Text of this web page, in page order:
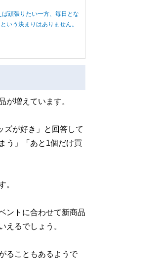
頑張りたい一方、毎日とな
いう決まりはありません。
が増えています。
ズが好き」と回答して
う」「あと1個だけ買
。
ントに合わせて新商品
えるでしょう。
ることもあるようで